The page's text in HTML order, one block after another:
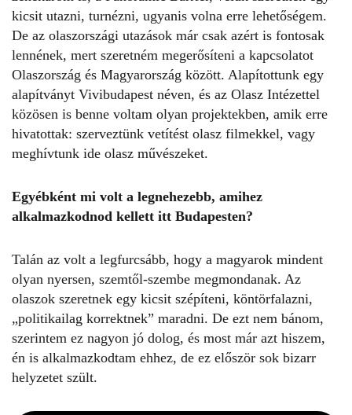
kicsit utazni, turnézni, ugyanis volna erre lehetőségem.
De az olaszországi utazások már csak azért is fontosak
lennének, mert szeretném megerősíteni a kapcsolatot
Olaszország és Magyarország között. Alapítottunk egy
alapítványt Vivibudapest néven, és az Olasz Intézettel
közösen is benne voltam olyan projektekben, amik erre
hivatottak: szerveztünk vetítést olasz filmekkel, vagy
meghívtunk ide olasz művészeket.
Egyébként mi volt a legnehezebb, amihez
alkalmazkodnod kellett itt Budapesten?
Talán az volt a legfurcsább, hogy a magyarok mindent
olyan nyersen, szemtől-szembe megmondanak. Az
olaszok szeretnek egy kicsit szépíteni, köntörfalazni,
„politikailag korrektnek” maradni. De ezt nem bánom,
szerintem ez nagyon jó dolog, és most már azt hiszem,
én is alkalmazkodtam ehhez, de ez először sok bizarr
helyzetet szült.